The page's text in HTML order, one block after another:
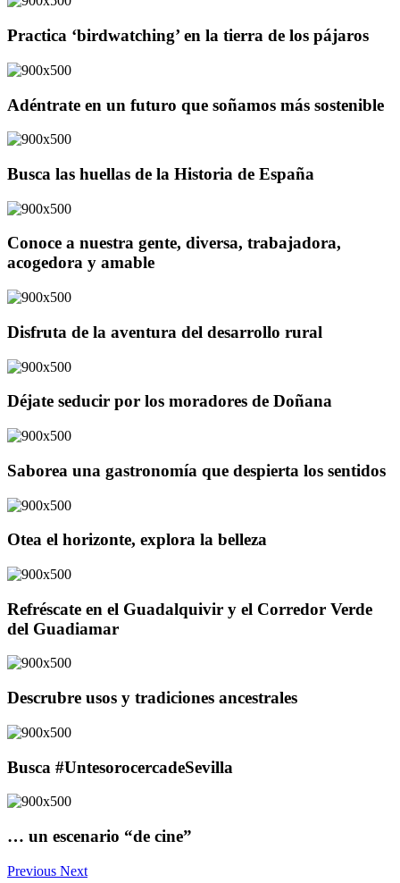
Practica ‘birdwatching’ en la tierra de los pájaros
Adéntrate en un futuro que soñamos más sostenible
Busca las huellas de la Historia de España
Conoce a nuestra gente, diversa, trabajadora,
acogedora y amable
Disfruta de la aventura del desarrollo rural
Déjate seducir por los moradores de Doñana
Saborea una gastronomía que despierta los sentidos
Otea el horizonte, explora la belleza
Refréscate en el Guadalquivir y el Corredor Verde
del Guadiamar
Descrubre usos y tradiciones ancestrales
Busca #UntesorocercadeSevilla
… un escenario “de cine”
Previous Next